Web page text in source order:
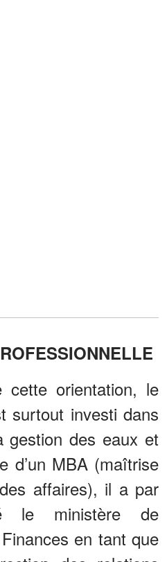
orientation, le
surtout investi dans
gestion des eaux et
d’un MBA (maîtrise
affaires), il a par
le ministère de
en tant que